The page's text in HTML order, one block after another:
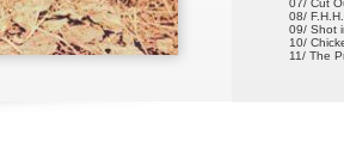
07/ Cut
08/
09/ Shot
10/
11/ The